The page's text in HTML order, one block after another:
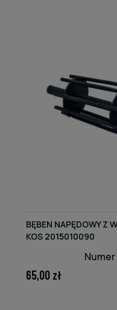
BĘBEN NAPĘDOWY Z
KOS 2015010090
Numer
65,00 zł